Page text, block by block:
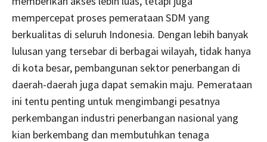
mempercepat proses pemerataan SDM yang
berkualitas di seluruh Indonesia. Dengan lebih banyak
lulusan yang tersebar di berbagai wilayah, tidak hanya
di kota besar, pembangunan sektor penerbangan di
daerah-daerah juga dapat semakin maju. Pemerataan
ini tentu penting untuk mengimbangi pesatnya
perkembangan industri penerbangan nasional yang
kian berkembang dan membutuhkan tenaga